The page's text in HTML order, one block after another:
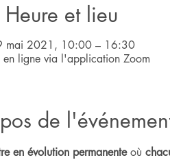
Heure et lieu
mai 2021, 10:00 – 16:30
en ligne via l'application Zoom
de
en évolution permanente où